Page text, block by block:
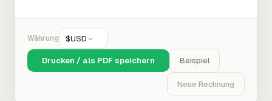
Währung $USD
Drucken / als PDF speichern Beispiel
Neue Rechnung